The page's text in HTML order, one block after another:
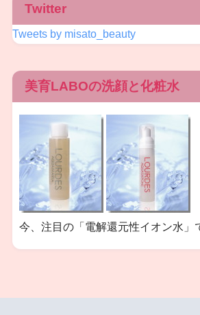
Twitter
Tweets by misato_beauty
美育LABOの洗顔と化粧水
今、注目の「電解還元性イオン水」